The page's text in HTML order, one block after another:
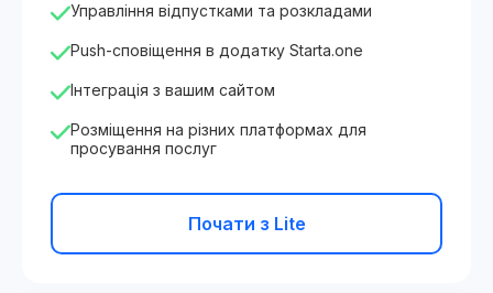
Управління відпустками та розкладами
Push-сповіщення в додатку Starta.one
Інтеграція з вашим сайтом
Розміщення на різних платформах для
просування послуг
Почати з Lite